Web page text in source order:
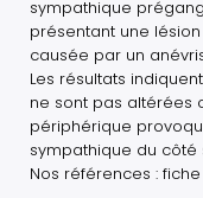
sympathique
présentant une
causée par un
Les résultats
ne sont pas altérées
périphérique
sympathique du
Nos références :